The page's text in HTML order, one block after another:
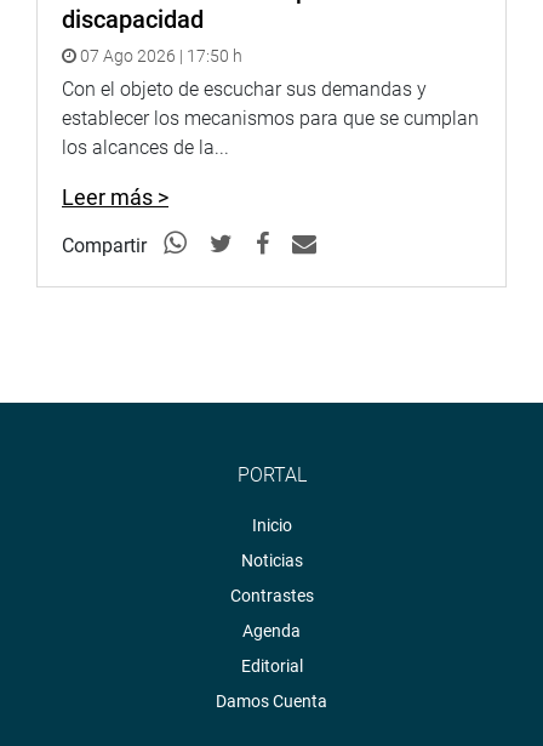
discapacidad
07 Ago 2026 | 17:50 h
Con el objeto de escuchar sus demandas y
establecer los mecanismos para que se cumplan
los alcances de la...
Leer más >
Compartir
PORTAL
Inicio
Noticias
Contrastes
Agenda
Editorial
Damos Cuenta